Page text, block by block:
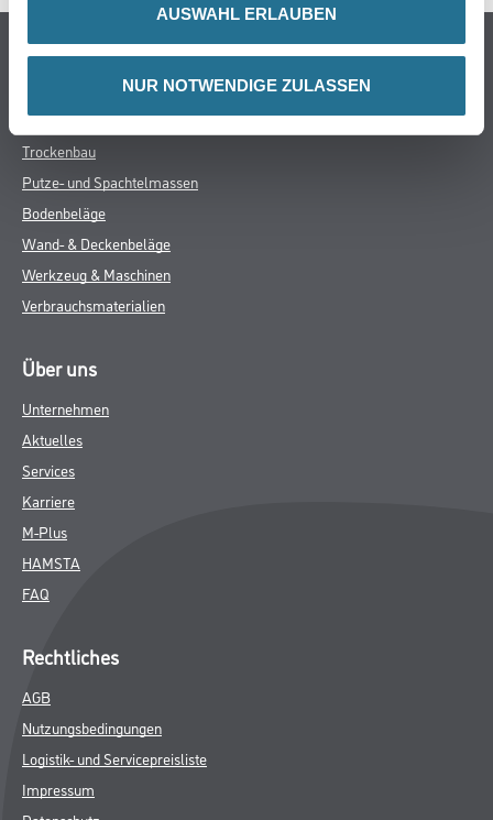
AUSWAHL ERLAUBEN
NUR NOTWENDIGE ZULASSEN
Online-Shop
WDV-Systeme
Trockenbau
Putze- und Spachtelmassen
Bodenbeläge
Wand- & Deckenbeläge
Werkzeug & Maschinen
Verbrauchsmaterialien
Über uns
Unternehmen
Aktuelles
Services
Karriere
M-Plus
HAMSTA
FAQ
Rechtliches
AGB
Nutzungsbedingungen
Logistik- und Servicepreisliste
Impressum